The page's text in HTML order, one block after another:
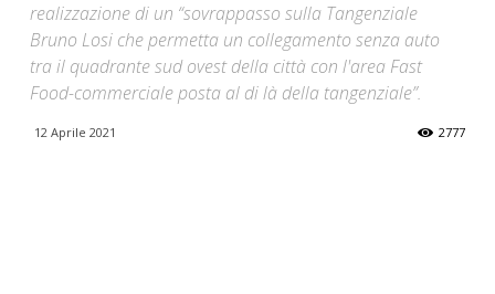
realizzazione di un “sovrappasso sulla Tangenziale
Bruno Losi che permetta un collegamento senza auto
tra il quadrante sud ovest della città con l'area Fast
Food-commerciale posta al di là della tangenziale”.
12 Aprile 2021 2777